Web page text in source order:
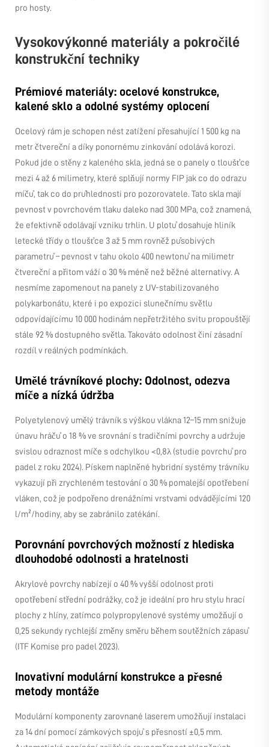
pro hosty.
Vysokovýkonné materiály a pokročilé
konstrukční techniky
Prémiové materiály: ocelové konstrukce,
kalené sklo a odolné systémy oplocení
Ocelový rám je schopen nést zatížení přesahující 1 500 kg na
metr čtvereční a díky ponornému zinkování odolává korozi.
Pokud jde o stěny z kaleného skla, jedná se o panely o tloušťce
mezi 4 až 6 milimetry, které splňují normy FIP jak co do odrazu
míčů, tak co do průhlednosti pro pozorovatele. Tato skla mají
pevnost v povrchovém tlaku daleko nad 300 MPa, což znamená,
že efektivně odolávají vzniku trhlin. U plotů dosahuje hliník
letecké třídy o tloušťce 3 až 5 mm rovněž působivých
parametrů – pevnost v tahu okolo 400 newtonů na milimetr
čtvereční a přitom váží o 30 % méně než běžné alternativy. A
nesmíme zapomenout na panely z UV-stabilizovaného
polykarbonátu, které i po expozici slunečnímu světlu
odpovídajícímu 10 000 hodinám nepřetržitého svitu propouštějí
stále 92 % dostupného světla. Takováto odolnost činí zásadní
rozdíl v reálných podmínkách.
Umělé trávníkové plochy: Odolnost, odezva
míče a nízká údržba
Polyetylenový umělý trávník s výškou vlákna 12–15 mm snižuje
únavu hráčů o 18 % ve srovnání s tradičními povrchy a udržuje
svislou odraznost míče s odchylkou <0,8λ (studie povrchů pro
padel z roku 2024). Pískem naplněné hybridní systémy trávníku
vykazují při zrychleném testování o 30 % pomalejší opotřebení
vláken, což je podpořeno drenážními vrstvami odvádějícími 120
l/m²/hodiny, aby se zabránilo zatékání.
Porovnání povrchových možností z hlediska
dlouhodobé odolnosti a hratelnosti
Akrylové povrchy nabízejí o 40 % vyšší odolnost proti
opotřebení střední podrážky, což je ideální pro hru stylu hrací
plochy z hlíny, zatímco polypropylenové systémy umožňují o
0,25 sekundy rychlejší změny směru během soutěžních zápasů
(ITF Komise pro padel 2023).
Inovativní modulární konstrukce a přesné
metody montáže
Modulární komponenty zarovnané laserem umožňují instalaci
za 14 dní pomocí zámkových spojů s přesností ±0,5 mm.